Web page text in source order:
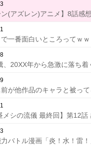
ン(アズレン)アニメ】8話感想
で一番面白いところってｗｗ
、20XX年から急激に落ち着
が他作品のキャラと被っ
メシの流儀 最終回】第12話
力バトル漫画「炎！水！雷